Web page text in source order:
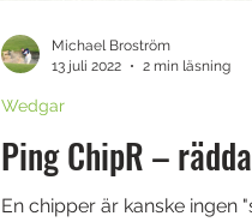
Ping ChipR –
En chipper är kanske ingen
Wedgar
Michael Broström
13 juli 2022
2 min läsning